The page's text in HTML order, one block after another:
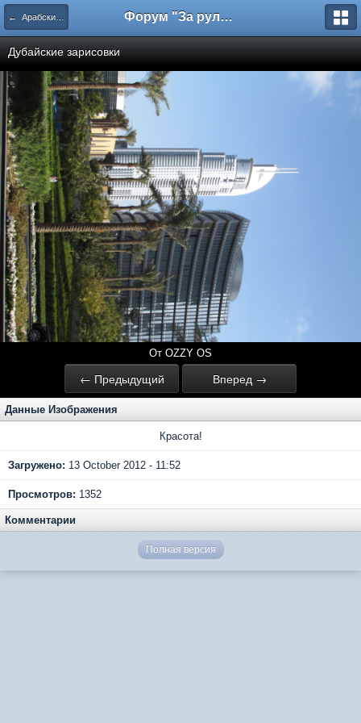
← Арабские Эмираты - Дубаи, Абу-Даби Форум "За рулем"
Дубайские зарисовки
От OZZY OS
← Предыдущий Вперед →
Данные Изображения
Красота!
Загружено: 13 October 2012 - 11:52
Просмотров: 1352
Комментарии
Полная версия